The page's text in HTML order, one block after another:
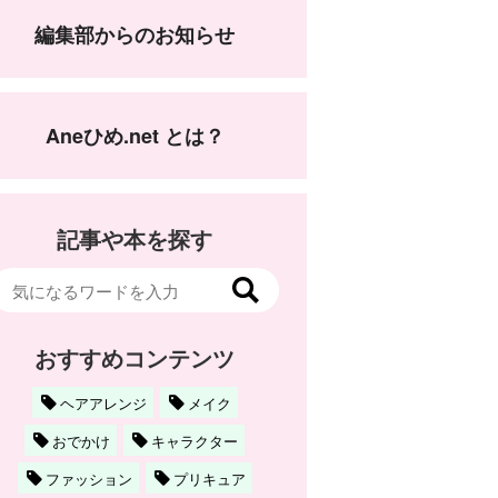
編集部からのお知らせ
Aneひめ.net とは？
記事や本を探す
おすすめコンテンツ
ヘアアレンジ
メイク
おでかけ
キャラクター
ファッション
プリキュア